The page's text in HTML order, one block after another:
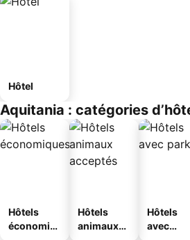
Hôtel
Aquitania : catégories
Hôtels
économiq
Hôtels
animaux
Hôtels
avec